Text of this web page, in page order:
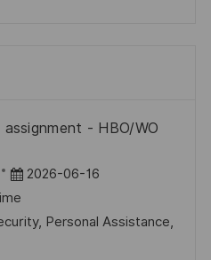
- HBO/WO
P
o
s
2026-06-16
Personal Assistance,